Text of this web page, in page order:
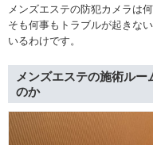
メンズエステの防犯カメラは
そも何事もトラブルが起きな
いるわけです。
メンズエステの施術ル
のか